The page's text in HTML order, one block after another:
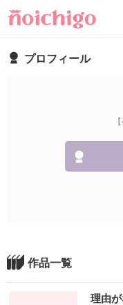
プロフィール
作品一覧
理由が